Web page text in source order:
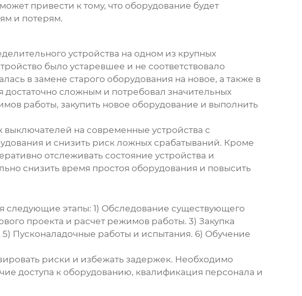
привести к тому, что оборудование будет
и потерям.
устройства на одном из крупных
было устаревшее и не соответствовало
в замене старого оборудования на новое, а также в
сложным и потребовал значительных
работы, закупить новое оборудование и выполнить
на современные устройства с
и снизить риск ложных срабатываний. Кроме
отслеживать состояние устройства и
снизить время простоя оборудования и повысить
следующие этапы: 1) Обследование существующего
проекта и расчет режимов работы. 3) Закупка
Пусконаладочные работы и испытания. 6) Обучение
риски и избежать задержек. Необходимо
доступа к оборудованию, квалификация персонала и